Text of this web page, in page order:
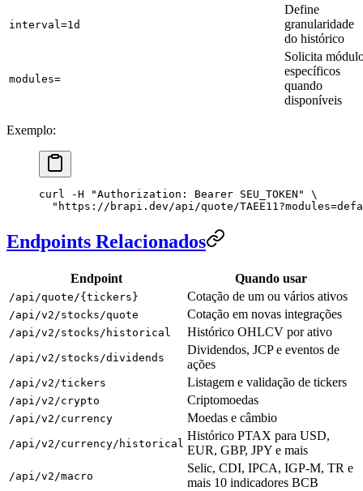
interval=1d
Define
granularidade
do histórico
modules=
Solicita
específicos
quando
disponíveis
Exemplo:
curl -H "Authorization: Bearer SEU_TOKEN "
\
  "
https://brapi.dev/api/quote/
Endpoints Relacionados
Endpoint Quando usar
/api/quote/{tickers} Cotação de um ou vários ativos
/api/v2/stocks/quote Cotação em novas integrações
/api/v2/stocks/historical Histórico OHLCV por ativo
/api/v2/stocks/dividends
Dividendos, JCP e eventos de
ações
/api/v2/tickers Listagem e validação de tickers
/api/v2/crypto Criptomoedas
/api/v2/currency Moedas e câmbio
/api/v2/currency/historical
Histórico PTAX para USD,
EUR, GBP, JPY e mais
/api/v2/macro
Selic, CDI, IPCA, IGP-M, TR e
mais 10 indicadores BCB